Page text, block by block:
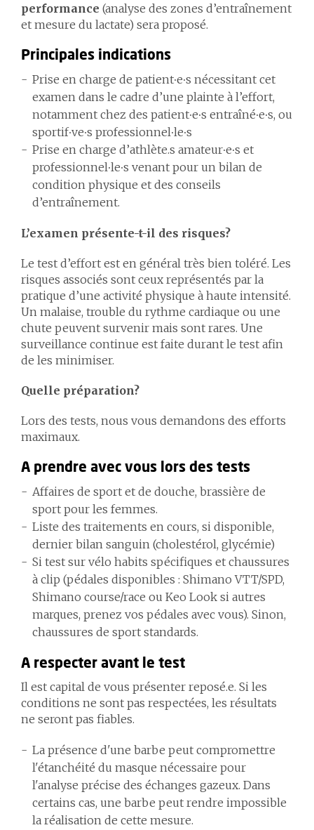
performance (analyse des zones d’entraînement
et mesure du lactate) sera proposé.
Principales indications
Prise en charge de patient∙e∙s nécessitant cet
examen dans le cadre d’une plainte à l’effort,
notamment chez des patient∙e∙s entraîné∙e∙s, ou
sportif∙ve∙s professionnel∙le∙s
Prise en charge d’athlète.s amateur∙e∙s et
professionnel∙le∙s venant pour un bilan de
condition physique et des conseils
d’entraînement.
L’examen présente-t-il des risques?
Le test d’effort est en général très bien toléré. Les
risques associés sont ceux représentés par la
pratique d’une activité physique à haute intensité.
Un malaise, trouble du rythme cardiaque ou une
chute peuvent survenir mais sont rares. Une
surveillance continue est faite durant le test afin
de les minimiser.
Quelle préparation?
Lors des tests, nous vous demandons des efforts
maximaux.
A prendre avec vous lors des tests
Affaires de sport et de douche, brassière de
sport pour les femmes.
Liste des traitements en cours, si disponible,
dernier bilan sanguin (cholestérol, glycémie)
Si test sur vélo habits spécifiques et chaussures
à clip (pédales disponibles : Shimano VTT/SPD,
Shimano course/race ou Keo Look si autres
marques, prenez vos pédales avec vous). Sinon,
chaussures de sport standards.
A respecter avant le test
Il est capital de vous présenter reposé.e. Si les
conditions ne sont pas respectées, les résultats
ne seront pas fiables.
La présence d'une barbe peut compromettre
l'étanchéité du masque nécessaire pour
l'analyse précise des échanges gazeux. Dans
certains cas, une barbe peut rendre impossible
la réalisation de cette mesure.